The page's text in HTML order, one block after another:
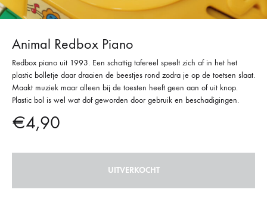
Animal Redbox Piano
Redbox piano uit 1993. Een schattig tafereel speelt zich af in het het
plastic bolletje daar draaien de beestjes rond zodra je op de toetsen slaat.
Maakt muziek maar alleen bij de toesten heeft geen aan of uit knop.
Plastic bol is wel wat dof geworden door gebruik en beschadigingen.
€4,90
UITVERKOCHT